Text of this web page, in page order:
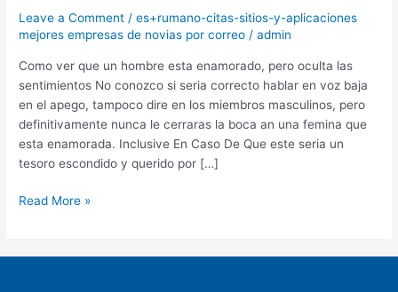
Leave a Comment /es+rumano-citas-sitios-y-aplicaciones
mejores empresas de novias por correo /admin
Como ver que un hombre esta enamorado, pero oculta las
sentimientos No conozco si seri­a correcto hablar en voz baja
en el apego, tampoco dire en los miembros masculinos, pero
definitivamente nunca le cerraras la boca an una femina que
esta enamorada. Inclusive En Caso De Que este seri­a un
tesoro escondido y querido por […]
esta
enamorado,
pero
oculta
las
sentimientos
Read More »